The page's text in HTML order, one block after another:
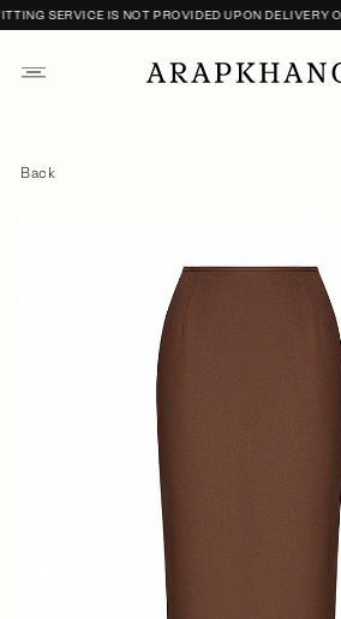
SERVICE IS NOT PROVIDED UPON DELIVERY OF
Back